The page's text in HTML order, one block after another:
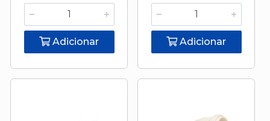
Adicionar Adicionar